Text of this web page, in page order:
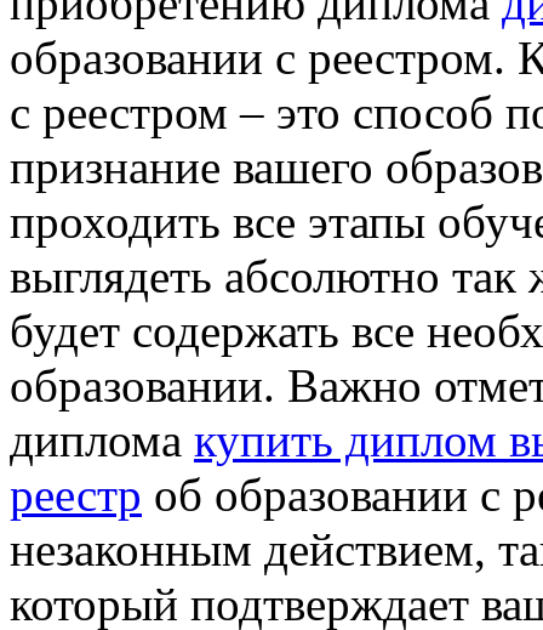
образовании с реестром.
с реестром – это способ
признание вашего
проходить все этапы
выглядеть абсолютно
будет содержать все
образовании. Важно
диплома купить диплом
реестр об образовании с
незаконным действием,
который подтверждает